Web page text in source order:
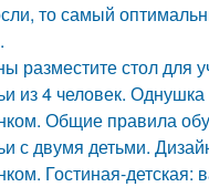
то самый
разместите стол для
из 4 человек.
Общие правила
с двумя детьми.
Гостиная-